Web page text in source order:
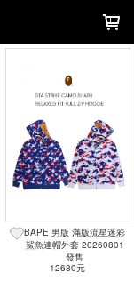
黑藍
白粉
XL
130
BAPE 男版 滿版流星迷彩
鯊魚連帽外套 20260801
發售
12680元